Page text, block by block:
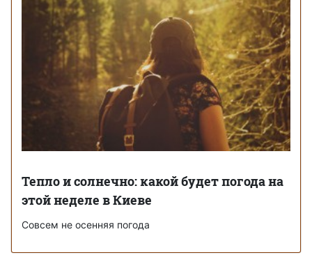
Тепло и солнечно: какой будет погода на
этой неделе в Киеве
Совсем не осенняя погода